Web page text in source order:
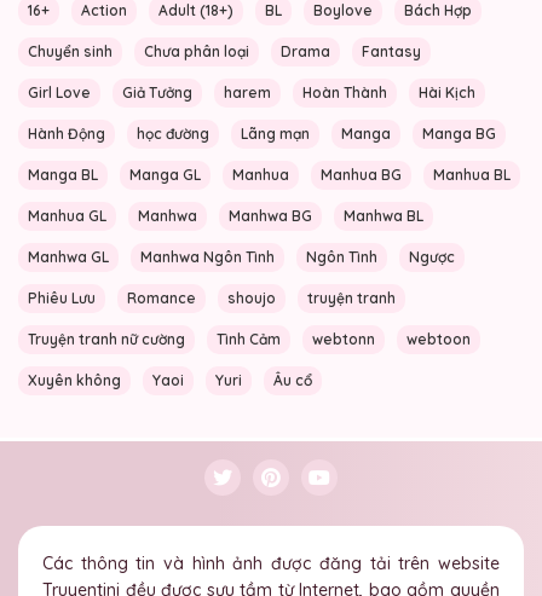
16+ Action Adult (18+) BL Boylove Bách Hợp
Chuyển sinh Chưa phân loại Drama Fantasy
Girl Love Giả Tưởng harem Hoàn Thành Hài Kịch
Hành Động học đường Lãng mạn Manga Manga BG
Manga BL Manga GL Manhua Manhua BG Manhua BL
Manhua GL Manhwa Manhwa BG Manhwa BL
Manhwa GL Manhwa Ngôn Tình Ngôn Tình Ngược
Phiêu Lưu Romance shoujo truyện tranh
Truyện tranh nữ cường Tình Cảm webtonn webtoon
Xuyên không Yaoi Yuri Âu cổ
Các thông tin và hình ảnh được đăng tải trên website
Truyentini đều được sưu tầm từ Internet, bao gồm quyền